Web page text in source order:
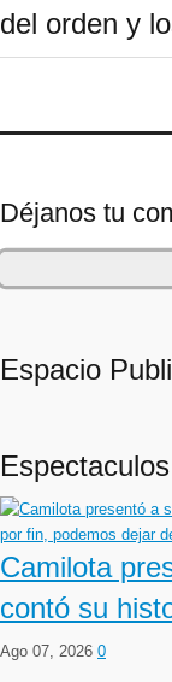
del orden y
Déjanos tu
Espacio
Espectaculos
Camilota
contó su
Ago 07, 2026 0